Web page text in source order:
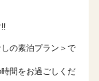
の素泊プラン＞で
間をお過ごしくだ